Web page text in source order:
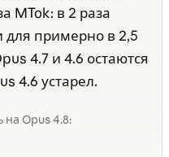
MTok: в 2 раза
для примерно в 2,5
4.7 и 4.6 остаются
4.6 устарел.
Opus 4.8: